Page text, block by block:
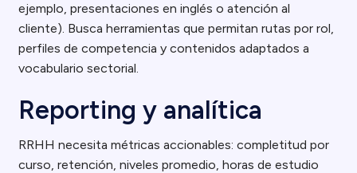
ejemplo, presentaciones en inglés o atención al
cliente). Busca herramientas que permitan rutas por rol,
perfiles de competencia y contenidos adaptados a
vocabulario sectorial.
Reporting y analítica
RRHH necesita métricas accionables: completitud por
curso, retención, niveles promedio, horas de estudio